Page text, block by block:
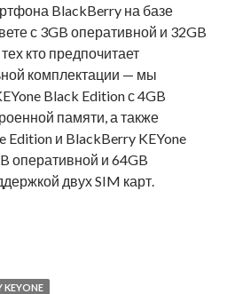
BlackBerry на базе
с 3GB оперативной и 32GB
кто предпочитает
комплектации — мы
Black Edition с 4GB
памяти, а также
Edition и BlackBerry KEYone
оперативной и 64GB
двух SIM карт.
на все модели BlackBerry
KEYONE